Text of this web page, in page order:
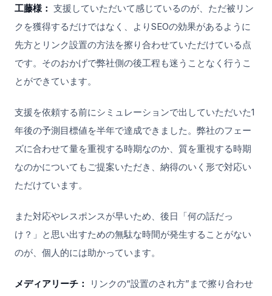
工藤様： 支援していただいて感じているのが、ただ被リン
クを獲得するだけではなく、よりSEOの効果があるように
先方とリンク設置の方法を擦り合わせていただけている点
です。そのおかげで弊社側の後工程も迷うことなく行うこ
とができています。
支援を依頼する前にシミュレーションで出していただいた1
年後の予測目標値を半年で達成できました。弊社のフェー
ズに合わせて量を重視する時期なのか、質を重視する時期
なのかについてもご提案いただき、納得のいく形で対応い
ただけています。
また対応やレスポンスが早いため、後日「何の話だっ
け？」と思い出すための無駄な時間が発生することがない
のが、個人的には助かっています。
メディアリーチ：
リンクの“設置のされ方”まで擦り合わせ